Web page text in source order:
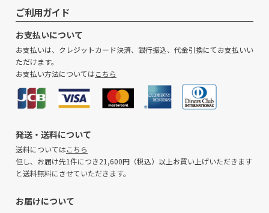
へ
ご利用ガイド
お支払いについて
お支払いは、クレジットカード決済、銀行振込、代金引換にてお支払いい
ただけます。
お支払い方法についてはこちら
発送・送料について
送料についてはこちら
但し、お届け先1件につき21,600円（税込）以上お買い上げいただきます
と送料無料にさせていただきます。
お届けについて